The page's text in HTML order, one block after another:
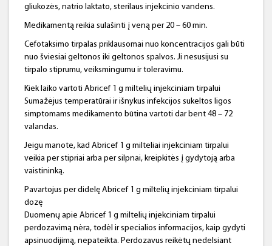
gliukozės, natrio laktato, sterilaus injekcinio vandens.
Medikamentą reikia sulašinti į veną per 20 – 60 min.
Cefotaksimo tirpalas priklausomai nuo koncentracijos gali būti
nuo šviesiai geltonos iki geltonos spalvos. Ji nesusijusi su
tirpalo stiprumu, veiksmingumu ir toleravimu.
Kiek laiko vartoti Abricef 1 g miltelių injekciniam tirpalui
Sumažėjus temperatūrai ir išnykus infekcijos sukeltos ligos
simptomams medikamento būtina vartoti dar bent 48 – 72
valandas.
Jeigu manote, kad Abricef 1 g milteliai injekciniam tirpalui
veikia per stipriai arba per silpnai, kreipkitės į gydytoją arba
vaistininką.
Pavartojus per didelę Abricef 1 g miltelių injekciniam tirpalui
dozę
Duomenų apie Abricef 1 g miltelių injekciniam tirpalui
perdozavimą nėra, todėl ir specialios informacijos, kaip gydyti
apsinuodijimą, nepateikta. Perdozavus reikėtų nedelsiant